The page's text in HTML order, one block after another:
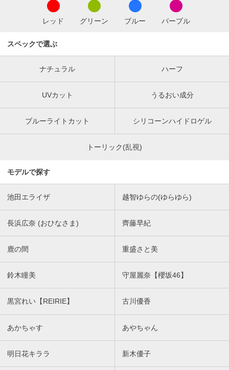
レッド グリーン ブルー パープル
スペックで選ぶ
ナチュラル ハーフ
UVカット うるおい成分
ブルーライトカット シリコーンハイドロゲル
トーリック(乱視)
モデルで探す
池田エライザ 越智ゆらの(ゆらゆら)
長浜広奈 (おひなさま) 齊藤早紀
鹿の間 重盛さと美
鈴木瞳美 守屋麗奈【櫻坂46】
黒宮れい【REIRIE】 古川優香
あかちゃす あやちゃん
明日花キララ 新木優子